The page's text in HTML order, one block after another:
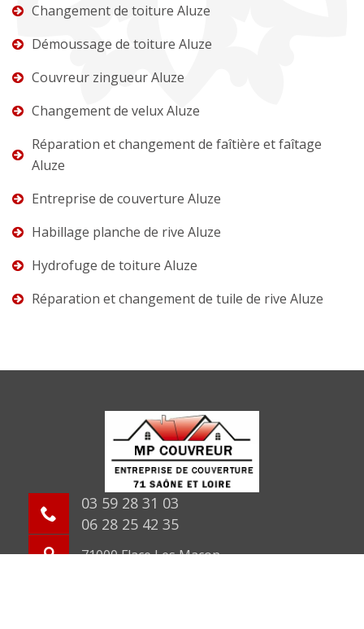
Changement de toiture Aluze
Démoussage de toiture Aluze
Couvreur zingueur Aluze
Changement de velux Aluze
Réparation et changement de faîtière et faîtage
Aluze
Entreprise de couverture Aluze
Habillage planche de rive Aluze
Hydrofuge de toiture Aluze
Réparation et changement de tuile de rive Aluze
03 59 28 31 03
06 28 25 42 35
71000 Flace Les Macon